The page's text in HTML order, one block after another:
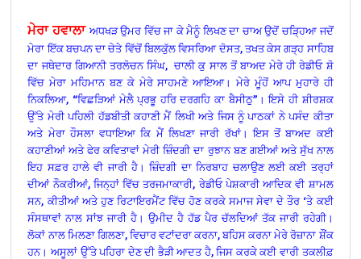
ਮੇਰਾ ਹਵਾਲਾ ਅਧਖੜ ਉਮਰ ਵਿੱਚ ਜਾ ਕੇ ਮੈਨੂੰ ਲਿਖਣ ਦਾ ਚਾਅ ਉਦੋਂ ਚੜ੍ਹਿਆ ਜਦੋਂ
ਮੇਰਾ ਇੱਕ ਬਚਪਨ ਦਾ ਚੇਤੇ ਵਿੱਚੋਂ ਬਿਲਕੁੱਲ ਵਿਸਰਿਆ ਦੋਸਤ, ਤਖਤ ਕੇਸ ਗੜ੍ਹ ਸਾਹਿਬ
ਦਾ ਜਥੇਦਾਰ ਗਿਆਨੀ ਤਰਲੋਚਨ ਸਿੰਘ, ਚਾਲੀ ਕੁ ਸਾਲ ਤੋਂ ਬਾਅਦ ਮੇਰੇ ਹੀ ਰੇਡੀਓ ਸ਼ੋ
ਵਿੱਚ ਮੇਰਾ ਮਹਿਮਾਨ ਬਣ ਕੇ ਮੇਰੇ ਸਾਹਮਣੇ ਆਇਆ। ਮੇਰੇ ਮੂੰਹੋਂ ਆਪ ਮੁਹਾਰੇ ਹੀ
ਨਿਕਲਿਆ, “ਵਿਛੜਿਆਂ ਮੇਲੈ ਪ੍ਰਭੂ ਹਰਿ ਦਰਗਹਿ ਕਾ ਬੈਸੀਠੁ”। ਇਸੇ ਹੀ ਸ਼ੀਰਸ਼ਕ
ਉੱਤੇ ਮੇਰੀ ਪਹਿਲੀ ਹੱਡਬੀਤੀ ਕਹਾਣੀ ਮੈਂ ਲਿਖੀ ਅਤੇ ਜਿਸ ਨੂੰ ਪਾਠਕਾਂ ਨੇ ਪਸੰਦ ਕੀਤਾ
ਅਤੇ ਮੇਰਾ ਹੌਸਲਾ ਵਧਾਇਆ ਕਿ ਮੈਂ ਲਿਖਣਾ ਜਾਰੀ ਰੱਖਾਂ। ਇਸ ਤੋਂ ਬਾਅਦ ਕਈ
ਕਹਾਣੀਆਂ ਅਤੇ ਫੇਰ ਕਵਿਤਾਵਾਂ ਮੇਰੀ ਜ਼ਿੰਦਗੀ ਦਾ ਰੁਝਾਨ ਬਣ ਗਈਆਂ ਅਤੇ ਸੁੱਖ ਨਾਲ
ਇਹ ਸਫ਼ਰ ਹਾਲੇ ਵੀ ਜਾਰੀ ਹੈ। ਜ਼ਿੰਦਗੀ ਦਾ ਨਿਰਬਾਹ ਚਲਾਉਣ ਲਈ ਕਈ ਤਰ੍ਹਾਂ
ਦੀਆਂ ਨੌਕਰੀਆਂ, ਜਿਨ੍ਹਾਂ ਵਿੱਚ ਤਰਜਮਾਕਾਰੀ, ਰੇਡੀਓ ਪੇਸ਼ਕਾਰੀ ਆਦਿਕ ਵੀ ਸ਼ਾਮਲ
ਸਨ, ਕੀਤੀਆਂ ਅਤੇ ਹੁਣ ਰਿਟਾਇਰਮੈਂਟ ਵਿੱਚ ਹੋਣ ਕਰਕੇ ਸਮਾਜ ਸੇਵਾ ਦੇ ਤੌਰ ‘ਤੇ ਕਈ
ਸੰਸਥਾਵਾਂ ਨਾਲ ਸਾਂਝ ਜਾਰੀ ਹੈ। ਉਮੀਦ ਹੈ ਹੱਡ ਪੈਰ ਚੱਲਦਿਆਂ ਤੱਕ ਜਾਰੀ ਰਹੇਗੀ।
ਲੋਕਾਂ ਨਾਲ ਮਿਲਣਾ ਗਿਲਣਾ, ਵਿਚਾਰ ਵਟਾਂਦਰਾ ਕਰਨਾ, ਬਹਿਸ ਕਰਨਾ ਮੇਰੇ ਰੋਜ਼ਾਨਾ ਸ਼ੌਂਕ
ਹਨ। ਅਸੂਲਾਂ ਉੱਤੇ ਪਹਿਰਾ ਦੇਣ ਦੀ ਭੈੜੀ ਆਦਤ ਹੈ, ਜਿਸ ਕਰਕੇ ਕਈ ਵਾਰੀ ਤਕਲੀਫ਼